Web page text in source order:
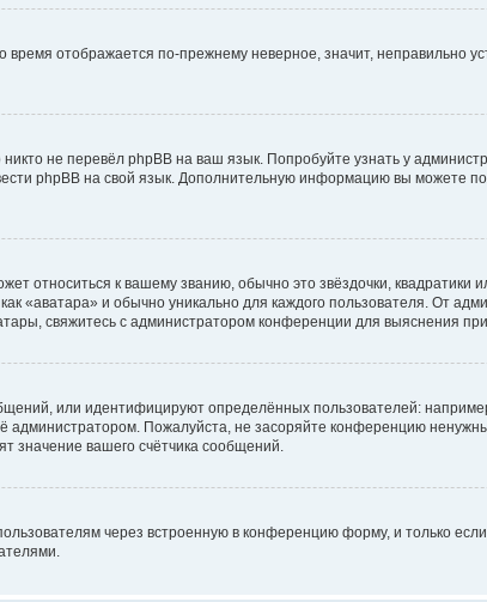
время отображается по-прежнему неверное, значит, неправильно
не перевёл phpBB на ваш язык. Попробуйте узнать у
phpBB на свой язык. Дополнительную информацию вы можете
относиться к вашему званию, обычно это звёздочки,
«аватара» и обычно уникально для каждого пользователя. От
свяжитесь с администратором конференции для выяснения
или идентифицируют определённых пользователей:
Пожалуйста, не засоряйте конференцию
значение вашего счётчика сообщений.
через встроенную в конференцию форму, и только